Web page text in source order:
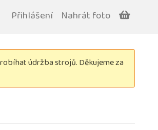
Přihlášení Nahrát foto
údržba strojů. Děkujeme za